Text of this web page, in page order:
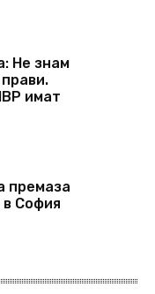
Не знам
имат
премаза
София